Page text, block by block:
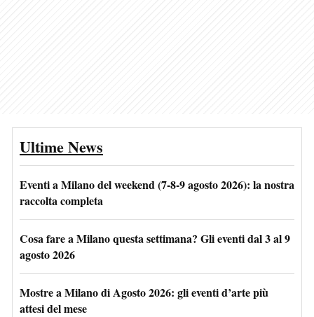
Ultime News
Eventi a Milano del weekend (7-8-9 agosto 2026): la nostra
raccolta completa
Cosa fare a Milano questa settimana? Gli eventi dal 3 al 9
agosto 2026
Mostre a Milano di Agosto 2026: gli eventi d’arte più
attesi del mese